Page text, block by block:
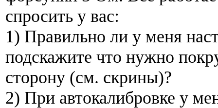
спросить у вас:
1) Правильно ли у меня
подскажите что нужно
сторону (см. скрины)?
2) При автокалибровке у